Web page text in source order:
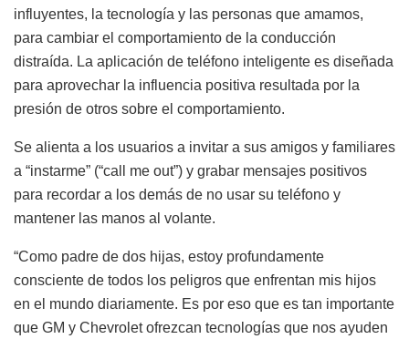
influyentes, la tecnología y las personas que amamos,
para cambiar el comportamiento de la conducción
distraída. La aplicación de teléfono inteligente es diseñada
para aprovechar la influencia positiva resultada por la
presión de otros sobre el comportamiento.
Se alienta a los usuarios a invitar a sus amigos y familiares
a “instarme” (“call me out”) y grabar mensajes positivos
para recordar a los demás de no usar su teléfono y
mantener las manos al volante.
“Como padre de dos hijas, estoy profundamente
consciente de todos los peligros que enfrentan mis hijos
en el mundo diariamente. Es por eso que es tan importante
que GM y Chevrolet ofrezcan tecnologías que nos ayuden